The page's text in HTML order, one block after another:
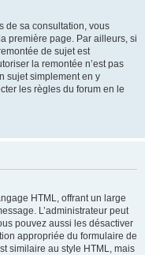
de sa consultation, vous
première page. Par ailleurs, si
de sujet est
la remontée n’est pas
sujet simplement en y
les règles du forum en le
HTML, offrant un large
L’administrateur peut
pouvez aussi les désactiver
appropriée du formulaire de
similaire au style HTML, mais